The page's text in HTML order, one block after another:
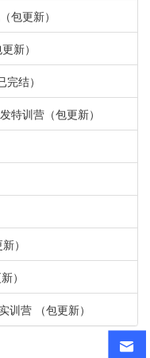
包更新）
新）
结）
特训营（包更新）
）
）
训营 （包更新）